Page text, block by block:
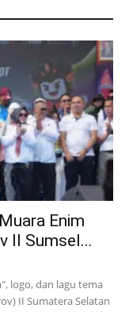
Enim
II Sumsel...
logo, dan lagu tema
II Sumatera Selatan